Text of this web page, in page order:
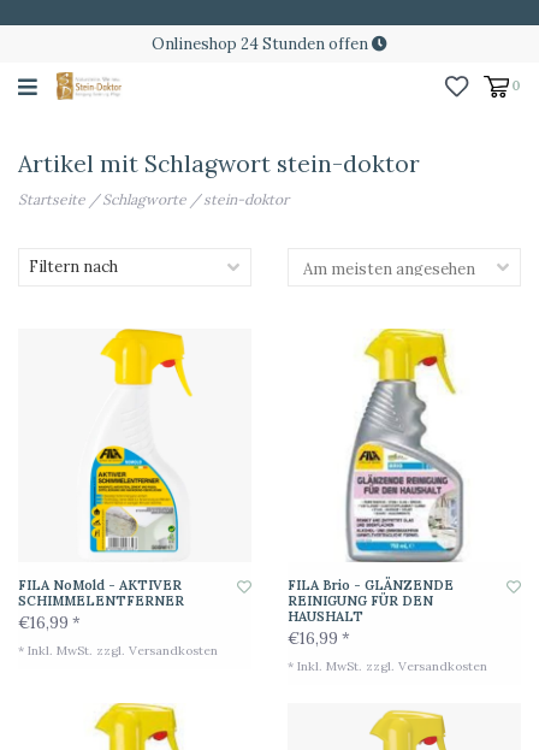
Onlineshop 24 Stunden offen
0
Artikel mit Schlagwort stein-doktor
Startseite /Schlagworte /stein-doktor
Filtern nach
FILA NoMold - AKTIVER
SCHIMMELENTFERNER
€16,99 *
* Inkl. MwSt. zzgl. Versandkosten
FILA Brio - GLÄNZENDE
REINIGUNG FÜR DEN
HAUSHALT
€16,99 *
* Inkl. MwSt. zzgl. Versandkosten